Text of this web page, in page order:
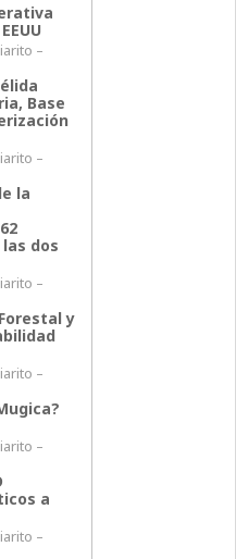
–
Base
–
la
dos
–
y
–
–
a
–